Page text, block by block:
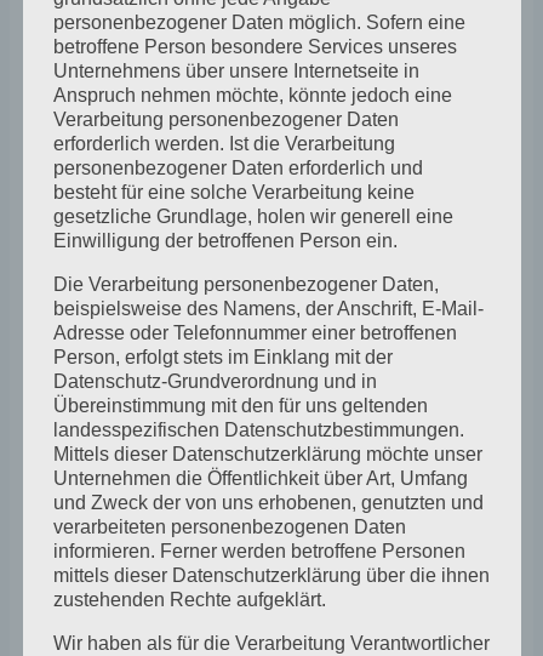
Exponate geschaffen, die uns überzeugt
haben. An Kunst Offen werden diese
Exponate in allen unseren Räumen
gezeigt, Dazu die neue
Frühlingsausstellung: „Die Natur steht
Kopf“ zum Thema: Führen die Menschen
Krieg gegen die Natur? vonAnke Gebauer
11 Uhr:Auftakt mit einem schönen
Pfingst-Frühstück (Jede bringt etwas
Schönes mit) und Gedichten gegen den
Krieg durch alle Jahrhunderte
14 Uhr:Glasschneiden von kleinen
Fensterbildern im Galerie- und
Werkstatthaus mit Anja (gegen Spende)
personenbezogener Daten möglich. Sofern eine
betroffene Person besondere Services unseres
Unternehmens über unsere Internetseite in
Anspruch nehmen möchte, könnte jedoch eine
Verarbeitung personenbezogener Daten
erforderlich werden. Ist die Verarbeitung
personenbezogener Daten erforderlich und
besteht für eine solche Verarbeitung keine
gesetzliche Grundlage, holen wir generell eine
Einwilligung der betroffenen Person ein.
Die Verarbeitung personenbezogener Daten,
beispielsweise des Namens, der Anschrift, E-Mail-
Adresse oder Telefonnummer einer betroffenen
Person, erfolgt stets im Einklang mit der
Datenschutz-Grundverordnung und in
Übereinstimmung mit den für uns geltenden
landesspezifischen Datenschutzbestimmungen.
Mittels dieser Datenschutzerklärung möchte unser
Unternehmen die Öffentlichkeit über Art, Umfang
und Zweck der von uns erhobenen, genutzten und
verarbeiteten personenbezogenen Daten
informieren. Ferner werden betroffene Personen
mittels dieser Datenschutzerklärung über die ihnen
zustehenden Rechte aufgeklärt.
Wir haben als für die Verarbeitung Verantwortlicher